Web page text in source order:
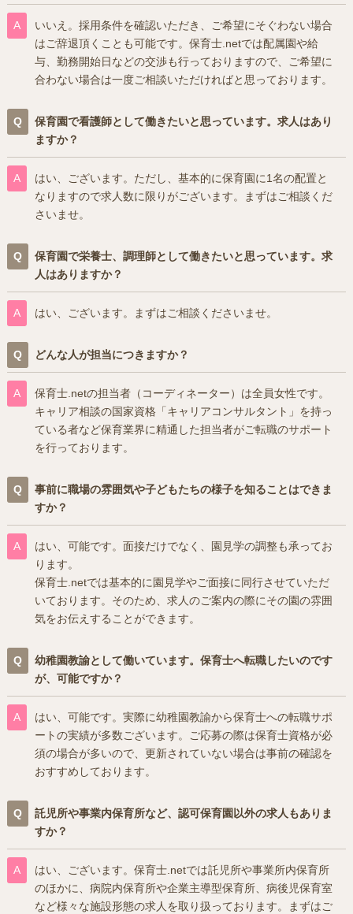
いいえ。採用条件を確認いただき、ご希望にそぐわない場合
はご辞退頂くことも可能です。保育士.netでは配属園や給
与、勤務開始日などの交渉も行っておりますので、ご希望に
合わない場合は一度ご相談いただければと思っております。
保育園で看護師として働きたいと思っています。求人はあり
ますか？
はい、ございます。ただし、基本的に保育園に1名の配置と
なりますので求人数に限りがございます。まずはご相談くだ
さいませ。
保育園で栄養士、調理師として働きたいと思っています。求
人はありますか？
はい、ございます。まずはご相談くださいませ。
どんな人が担当につきますか？
保育士.netの担当者（コーディネーター）は全員女性です。
キャリア相談の国家資格「キャリアコンサルタント」を持っ
ている者など保育業界に精通した担当者がご転職のサポート
を行っております。
事前に職場の雰囲気や子どもたちの様子を知ることはできま
すか？
はい、可能です。面接だけでなく、園見学の調整も承ってお
ります。
保育士.netでは基本的に園見学やご面接に同行させていただ
いております。そのため、求人のご案内の際にその園の雰囲
気をお伝えすることができます。
幼稚園教諭として働いています。保育士へ転職したいのです
が、可能ですか？
はい、可能です。実際に幼稚園教諭から保育士への転職サポ
ートの実績が多数ございます。ご応募の際は保育士資格が必
須の場合が多いので、更新されていない場合は事前の確認を
おすすめしております。
託児所や事業内保育所など、認可保育園以外の求人もありま
すか？
はい、ございます。保育士.netでは託児所や事業所内保育所
のほかに、病院内保育所や企業主導型保育所、病後児保育室
など様々な施設形態の求人を取り扱っております。まずはご